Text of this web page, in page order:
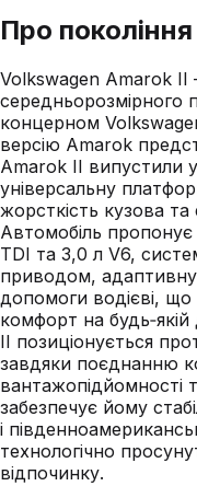
Про покоління
Volkswagen Amarok II
середньорозмірного
концерном
версію Amarok
Amarok II випустили
універсальну
жорсткість кузова
Автомобіль пропонує
TDI та 3,0 л V6,
приводом, адаптивну
допомоги водієві, що
комфорт на будь‑якій
II позиціонується
завдяки поєднанню
вантажопідйомності
забезпечує йому
і
технологічно
відпочинку.